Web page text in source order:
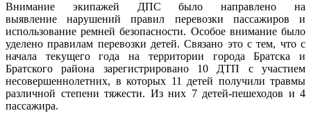
Внимание экипажей ДПС было направлено на
выявление нарушений правил перевозки пассажиров и
использование ремней безопасности. Особое внимание было
уделено правилам перевозки детей. Связано это с тем, что с
начала текущего года на территории города Братска и
Братского района зарегистрировано 10 ДТП с участием
несовершеннолетних, в которых 11 детей получили травмы
различной степени тяжести. Из них 7 детей-пешеходов и 4
пассажира.